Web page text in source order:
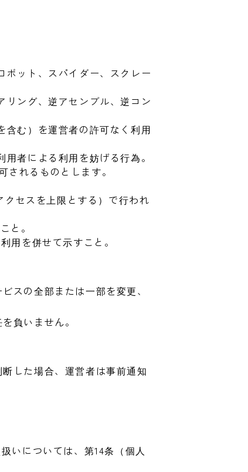
ット、スパイダー、スクレー
ング、逆アセンブル、逆コン
む）を運営者の許可なく利用
者による利用を妨げる行為。
れるものとします。
セスを上限とする）で行われ
と。
用を併せて示すこと。
スの全部または一部を変更、
負いません。
した場合、運営者は事前通知
いについては、第14条（個人